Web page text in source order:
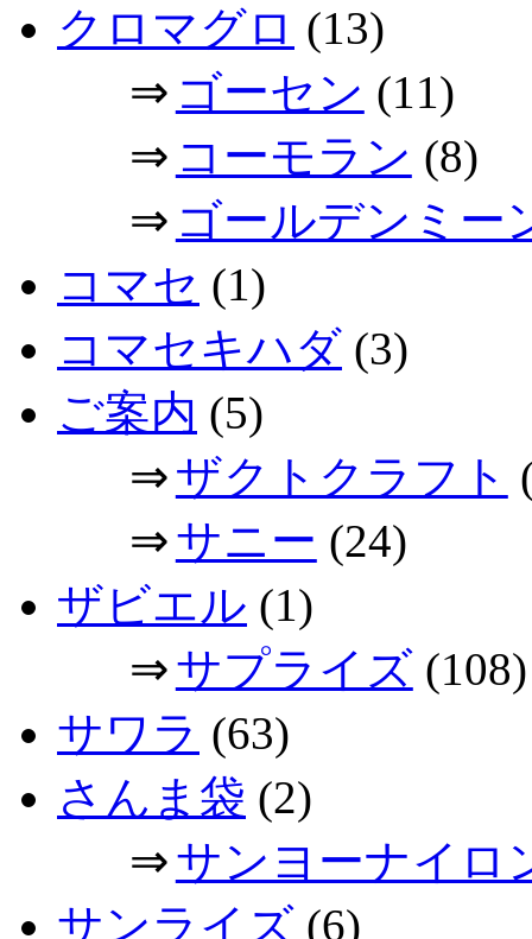
クロマグロ (13)
⇒ ゴーセン (11)
⇒ コーモラン (8)
⇒ ゴールデンミー
コマセ (1)
コマセキハダ (3)
ご案内 (5)
⇒ザクトクラフト
⇒サニー (24)
ザビエル (1)
⇒サプライズ(108)
サワラ (63)
さんま袋 (2)
⇒サンヨーナイロ
サンライズ (6)